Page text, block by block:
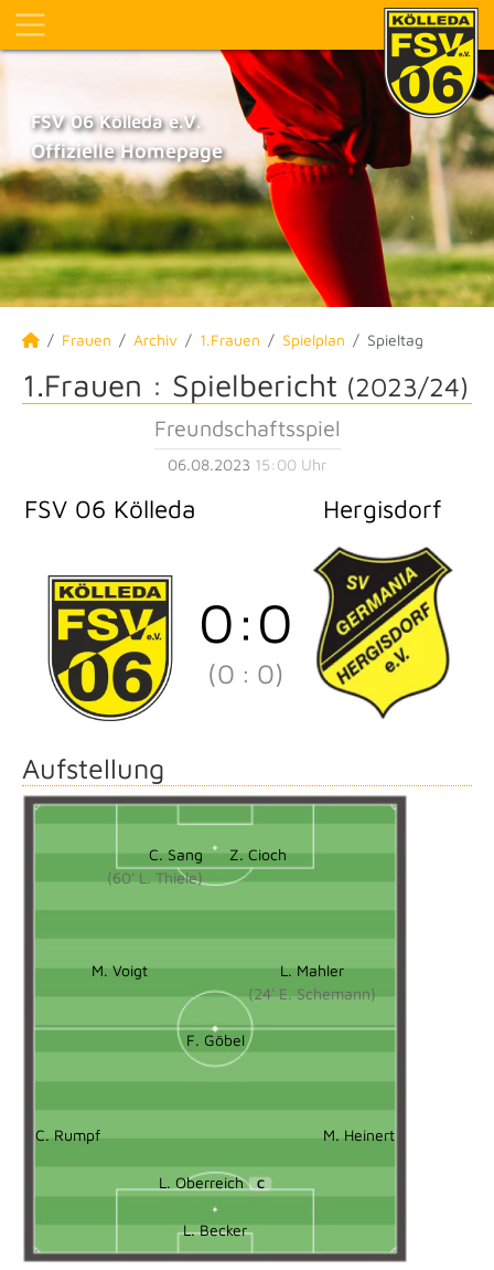
FSV 06 Kölleda e.V.
Offizielle Homepage
Frauen Archiv 1.Frauen Spielplan Spieltag
1.Frauen : Spielbericht (2023/24)
Freundschaftsspiel
06.08.2023 15:00 Uhr
FSV 06 Kölleda Hergisdorf
0:0
(0 : 0)
Aufstellung
C. Sang
(60' L. Thiele)
Z. Cioch
M. Voigt
L. Mahler
(24' E. Schemann)
F. Göbel
C. Rumpf M. Heinert
L. Oberreich C
L. Becker